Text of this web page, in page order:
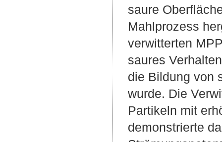
saure
Mahlprozess
verwitterten
saures
die Bildung von
wurde. Die
Partikeln mit
demonstrierte